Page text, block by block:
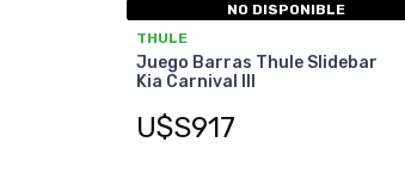
NO DISPONIBLE
THULE
Juego Barras Thule Slidebar
Kia Carnival III
U$S917